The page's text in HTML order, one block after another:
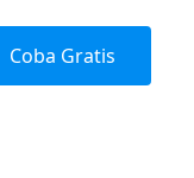
Coba Gratis